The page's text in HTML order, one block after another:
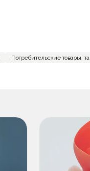
Потребительские товары,